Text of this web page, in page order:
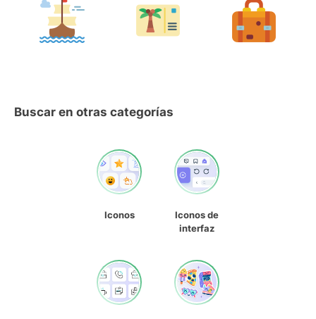
Buscar en otras categorías
Iconos
Iconos de
interfaz